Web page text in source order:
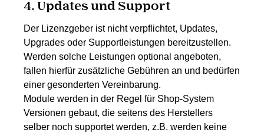
4. Updates und Support
Der Lizenzgeber ist nicht verpflichtet, Updates,
Upgrades oder Supportleistungen bereitzustellen.
Werden solche Leistungen optional angeboten,
fallen hierfür zusätzliche Gebühren an und bedürfen
einer gesonderten Vereinbarung.
Module werden in der Regel für Shop-System
Versionen gebaut, die seitens des Herstellers
selber noch supportet werden, z.B. werden keine